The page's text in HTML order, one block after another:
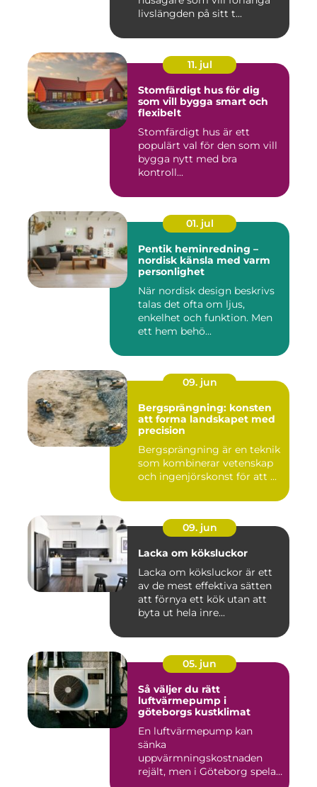
livslängden på sitt t...
11. jul
Stomfärdigt hus för dig
som vill bygga smart och
flexibelt
Stomfärdigt hus är ett
populärt val för den som vill
bygga nytt med bra
kontroll...
01. jul
Pentik heminredning –
nordisk känsla med varm
personlighet
När nordisk design beskrivs
talas det ofta om ljus,
enkelhet och funktion. Men
ett hem behö...
09. jun
Bergsprängning: konsten
att forma landskapet med
precision
Bergsprängning är en teknik
som kombinerar vetenskap
och ingenjörskonst för att ...
09. jun
Lacka om köksluckor
Lacka om köksluckor är ett
av de mest effektiva sätten
att förnya ett kök utan att
byta ut hela inre...
05. jun
Så väljer du rätt
luftvärmepump i
göteborgs kustklimat
En luftvärmepump kan
sänka
uppvärmningskostnaden
rejält, men i Göteborg spelar